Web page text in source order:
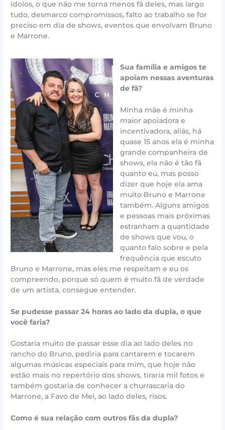
ídolos, o que não me torna menos fã deles, mas largo
tudo, desmarco compromissos, falto ao trabalho se for
preciso em dia de shows, eventos que envolvam Bruno
e Marrone.
Sua família e amigos te
apoiam nessas aventuras
de fã?
Minha mãe é minha
maior apoiadora e
incentivadora, aliás, há
quase 15 anos ela é minha
grande companheira de
shows, ela não é tão fã
quanto eu, mas posso
dizer que hoje ela ama
muito Bruno e Marrone
também. Alguns amigos
e pessoas mais próximas
estranham a quantidade
de shows que vou, o
quanto falo sobre e pela
frequência que escuto
Bruno e Marrone, mas eles me respeitam e eu os
compreendo, porque só quem é muito fã de verdade
de um artista, consegue entender.
Se pudesse passar 24 horas ao lado da dupla, o que
você faria?
Gostaria muito de passar esse dia ao lado deles no
rancho do Bruno, pediria para cantarem e tocarem
algumas músicas especiais para mim, que hoje não
estão mais no repertório dos shows, tiraria mil fotos e
também gostaria de conhecer a churrascaria do
Marrone, a Favo de Mel, ao lado deles, risos.
Como é sua relação com outros fãs da dupla?